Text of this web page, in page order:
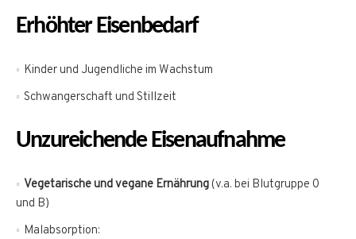
Erhöhter Eisenbedarf
Kinder und Jugendliche im Wachstum
Schwangerschaft und Stillzeit
Unzureichende Eisenaufnahme
Vegetarische und vegane Ernährung(v.a. bei Blutgruppe 0
und B)
Malabsorption: